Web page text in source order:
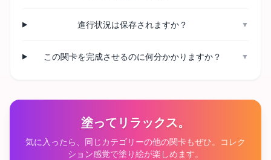
進行状況は保存されますか？ ▼
この関卡を完成させるのに何分かかりますか？ ▼
塗ってリラックス。
気に入ったら、同じカテゴリーの他の関卡もぜひ。コレク
ション感覚で塗り絵が楽しめます。